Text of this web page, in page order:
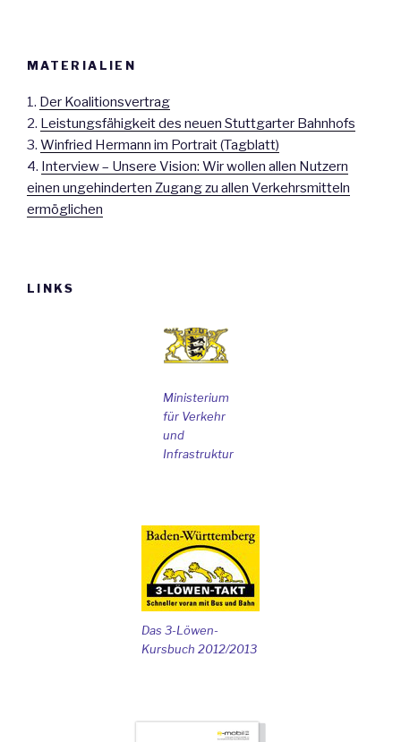
MATERIALIEN
1. Der Koalitionsvertrag
2. Leistungsfähigkeit des neuen Stuttgarter Bahnhofs
3. Winfried Hermann im Portrait (Tagblatt)
4. Interview – Unsere Vision: Wir wollen allen Nutzern
einen ungehinderten Zugang zu allen Verkehrsmitteln
ermöglichen
LINKS
Ministerium
für Verkehr
und
Infrastruktur
Das 3-Löwen-
Kursbuch 2012/2013